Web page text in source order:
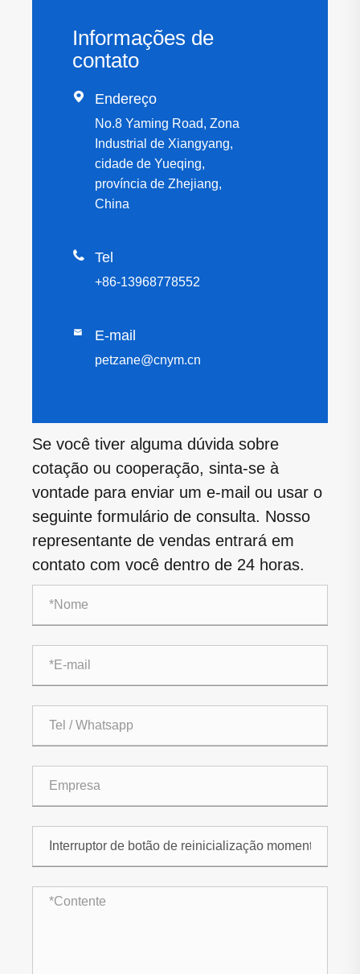
Informações de
contato
 Endereço
No.8 Yaming Road, Zona
Industrial de Xiangyang,
cidade de Yueqing,
província de Zhejiang,
China
 Tel
+86-13968778552
 E-mail
petzane@cnym.cn
Se você tiver alguma dúvida sobre
cotação ou cooperação, sinta-se à
vontade para enviar um e-mail ou usar o
seguinte formulário de consulta. Nosso
representante de vendas entrará em
contato com você dentro de 24 horas.